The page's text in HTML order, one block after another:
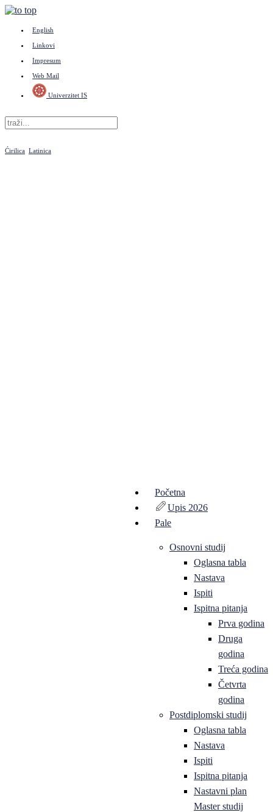
English
Linkovi
Impresum
Web Mail
Univerzitet IS
Ćirilica Latinica
Početna
Upis 2026
Pale
Osnovni studij
Oglasna tabla
Nastava
Ispiti
Ispitna pitanja
Prva godina
Druga
godina
Treća godina
Četvrta
godina
Postdiplomski studij
Oglasna tabla
Nastava
Ispiti
Ispitna pitanja
Nastavni plan
Master studij